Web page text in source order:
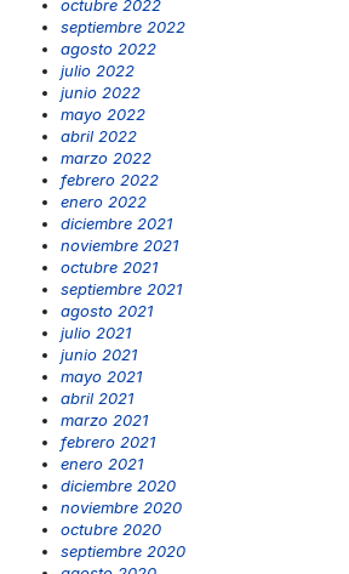
octubre 2022
septiembre 2022
agosto 2022
julio 2022
junio 2022
mayo 2022
abril 2022
marzo 2022
febrero 2022
enero 2022
diciembre 2021
noviembre 2021
octubre 2021
septiembre 2021
agosto 2021
julio 2021
junio 2021
mayo 2021
abril 2021
marzo 2021
febrero 2021
enero 2021
diciembre 2020
noviembre 2020
octubre 2020
septiembre 2020